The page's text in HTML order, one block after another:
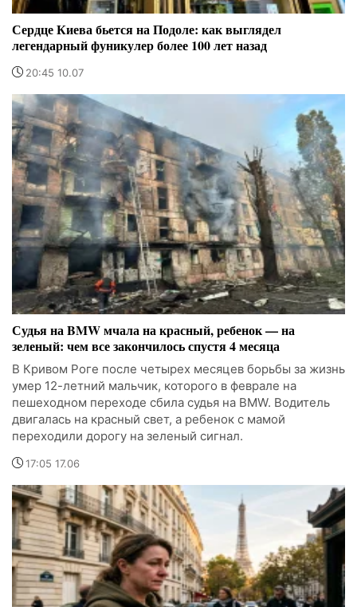
Сердце Киева бьется на Подоле: как выглядел
легендарный фуникулер более 100 лет назад
20:45 10.07
Судья на BMW мчала на красный, ребенок — на
зеленый: чем все закончилось спустя 4 месяца
В Кривом Роге после четырех месяцев борьбы за жизнь
умер 12-летний мальчик, которого в феврале на
пешеходном переходе сбила судья на BMW. Водитель
двигалась на красный свет, а ребенок с мамой
переходили дорогу на зеленый сигнал.
17:05 17.06